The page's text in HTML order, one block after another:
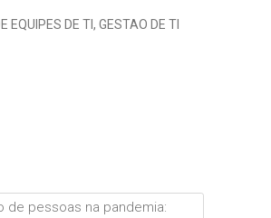
EQUIPES DE TI, GESTAO DE TI
de pessoas na pandemia: